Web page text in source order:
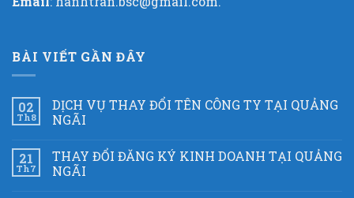
BÀI VIẾT GẦN ĐÂY
02
Th8
DỊCH VỤ THAY ĐỔI TÊN CÔNG TY TẠI QUẢNG
NGÃI
21
Th7
THAY ĐỔI ĐĂNG KÝ KINH DOANH TẠI QUẢNG
NGÃI